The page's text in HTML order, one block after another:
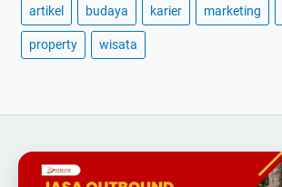
artikel budaya karier marketing
property wisata